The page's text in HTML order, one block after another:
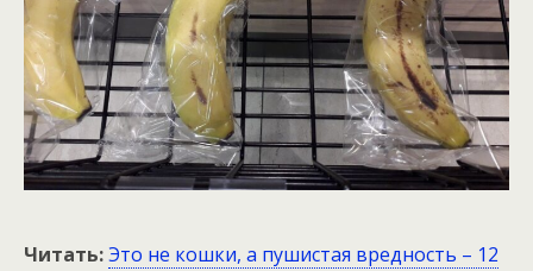
Читать:Это не кошки, а пушистая вредность – 12